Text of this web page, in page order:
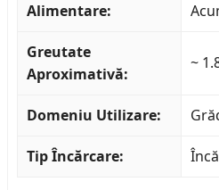
Alimentare:
Greutate
Aproximativă:
~
Domeniu Utilizare:
Tip Încărcare: